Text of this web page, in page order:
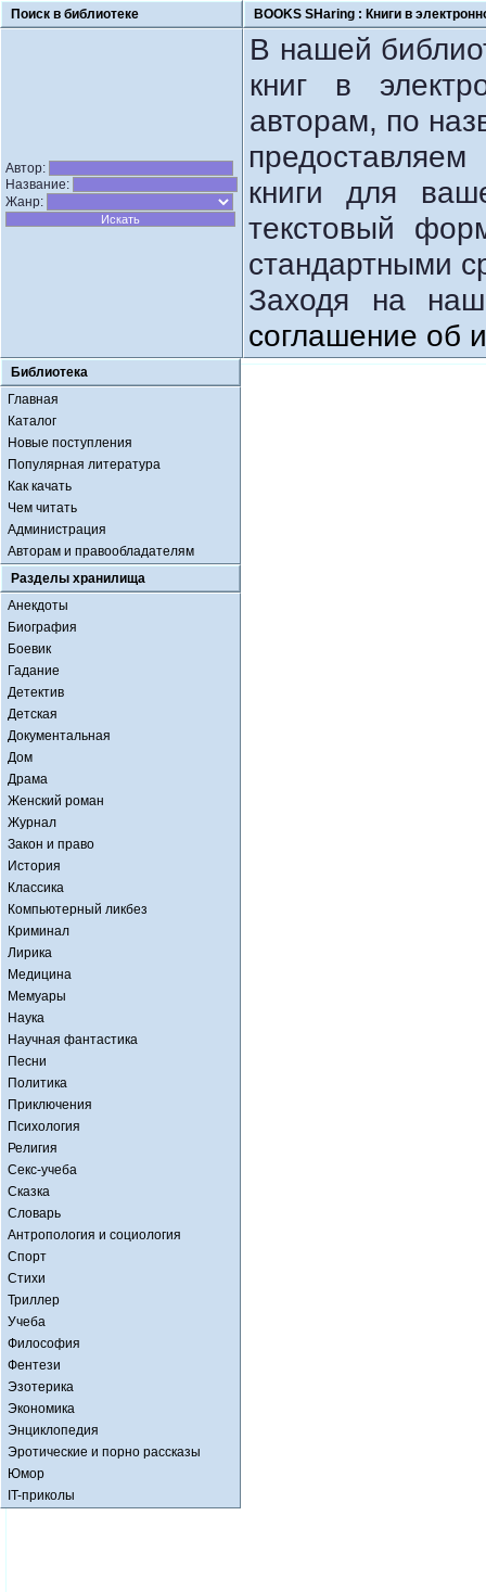
Поиск в библиотеке BOOKS SHaring : Книги в
Автор:
Название:
Жанр:
В нашей
книг в
авторам, по
книги для
текстовый
стандартными
Заходя на
соглашение об
Библиотека
Главная
Каталог
Новые поступления
Популярная литература
Как качать
Чем читать
Администрация
Авторам и правообладателям
Разделы хранилища
Анекдоты
Биография
Боевик
Гадание
Детектив
Детская
Документальная
Дом
Драма
Женский роман
Журнал
Закон и право
История
Классика
Компьютерный ликбез
Криминал
Лирика
Медицина
Мемуары
Наука
Научная фантастика
Песни
Политика
Приключения
Психология
Религия
Секс-учеба
Сказка
Словарь
Антропология и социология
Спорт
Стихи
Триллер
Учеба
Философия
Фентези
Эзотерика
Экономика
Энциклопедия
Эротические и порно рассказы
Юмор
IT-приколы